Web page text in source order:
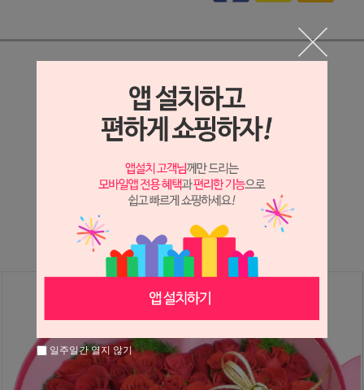
상세정보 새창 열기
상세 정보를 확대해 보실 수 있습니다.
※ 필독해주세요 ※
는 시세 변동에 따라 가격이 달라질 수 있으니
문의 후 주문 바랍니다.
일주일간 열지 않기